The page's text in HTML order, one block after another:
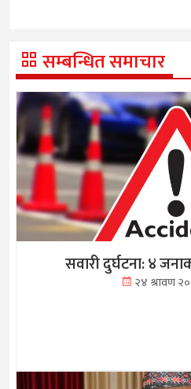
सम्बन्धित समाचार
सवारी दुर्घटना: ४
२४ श्रावण